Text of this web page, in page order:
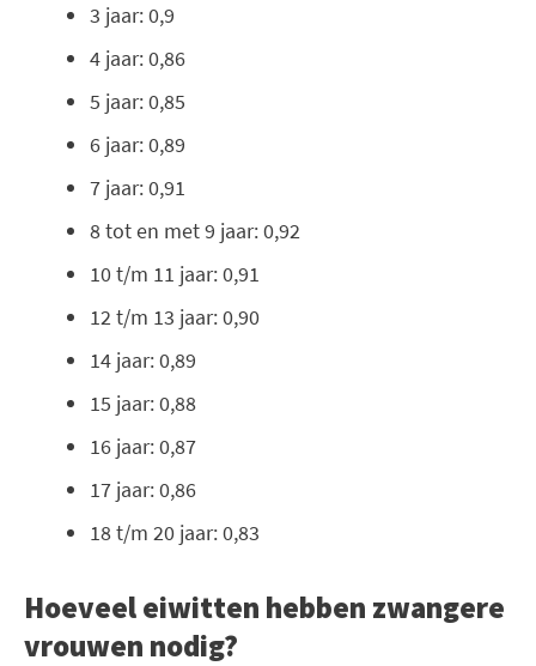
3 jaar: 0,9
4 jaar: 0,86
5 jaar: 0,85
6 jaar: 0,89
7 jaar: 0,91
8 tot en met 9 jaar: 0,92
10 t/m 11 jaar: 0,91
12 t/m 13 jaar: 0,90
14 jaar: 0,89
15 jaar: 0,88
16 jaar: 0,87
17 jaar: 0,86
18 t/m 20 jaar: 0,83
Hoeveel eiwitten hebben zwangere
vrouwen nodig?